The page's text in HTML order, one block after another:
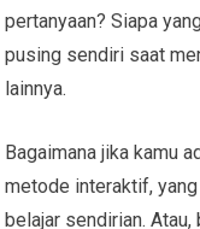
pertanyaan? Siapa
pusing sendiri saat
lainnya.
Bagaimana jika kamu
metode interaktif,
belajar sendirian. Atau,